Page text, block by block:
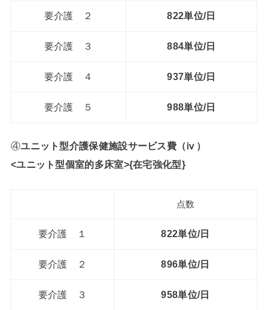
要介護 ２ 822単位/日
要介護 ３ 884単位/日
要介護 ４ 937単位/日
要介護 ５ 988単位/日
④ユニット型介護保健施設サービス費（ⅳ）
<ユニット型個室的多床室>{在宅強化型}
点数
要介護 １ 822単位/日
要介護 ２ 896単位/日
要介護 ３ 958単位/日